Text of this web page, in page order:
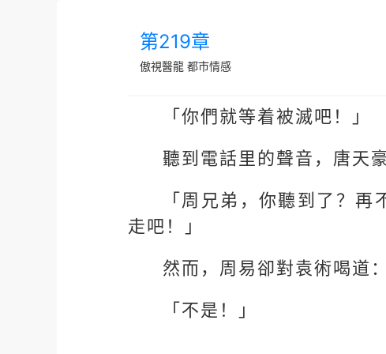
第219章
傲視醫龍 都市情感
「你們就等着被滅吧！」
聽到電話里的聲音，唐天
「周兄弟，你聽到了？
走吧！」
然而，周易卻對袁術喝道
「不是！」